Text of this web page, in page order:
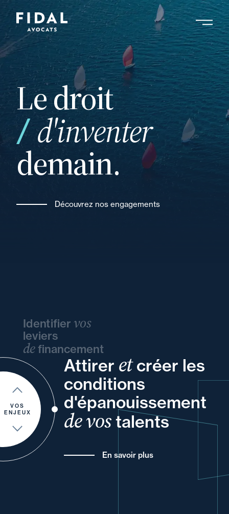
Aller
au
contenu
principal
Le droit
d'inventer
demain.
Découvrez nos engagements
VOS
ENJEUX
Identifier vos
leviers
definancement
Attirer etcréer les
conditions
d'épanouissement
de vostalents
En savoir plus
vos
à
et
de
un
votre
pour
ouvos
et
et votre